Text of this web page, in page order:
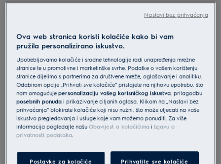
Povećaj
EOH4P0PK
Electrolux 300 konvekcijska
ugradbena pećnica
5 (4)
Informacijski list proizvoda
Sigurnosne upute i sigurnosna upozorenja prema EU
regulativi 2023/988 navedeni su u poglavljima 1 i 2
pročitajte cijeli korisnički priručnik.
Ova web stranica koristi kolačiće kako bi vam
pružila personalizirano iskustvo.
Upotrebljavamo kolačiće i srodne tehnologije radi unapređenja mrežne
stranice te u promotivne i marketinške svrhe. Podatke o vašem korištenju
stranice dijelimo s partnerima za društvene mreže, oglašavanje i analitiku.
Odabirom opcije „Prihvati sve kolačiće” pristajete na njihovu upotrebu, što
nam omogućujepersonalizaciju vašeg korisničkog iskustva, prilagodbu
posebnih ponuda i prikazivanje ciljanih oglasa. Klikom na „Nastavi bez
prihvaćanja” blokirate kolačiće koji nisu nužni, što može utjecati na vaše
iskustvo pregledavanja i usluge koje vam možemo ponuditi. Za više
informacija pogledajte našuObavijest o kolačićima i Izjavu o
privatnosti podataka.
Postavke za kolačiće Prihvatite sve kolačiće
Nastavi bez prihvaćanja